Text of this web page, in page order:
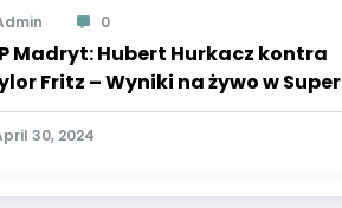
0
Madryt: Hubert Hurkacz kontra
Fritz – Wyniki na żywo w Super
30, 2024